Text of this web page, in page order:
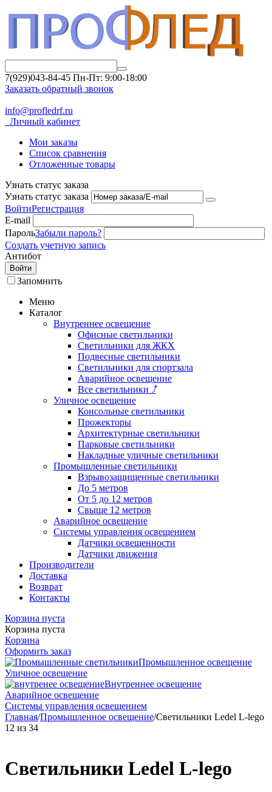
7(929)043-84-45 Пн-Пт: 9:00-18:00
Заказать обратный звонок
info@profledrf.ru
Личный кабинет
Мои заказы
Список сравнения
Отложенные товары
Узнать статус заказа
Узнать статус заказа
ВойтиРегистрация
E-mail
ПарольЗабыли пароль?
Создать учетную запись
Антибот
Войти
Запомнить
Меню
Каталог
Внутреннее освещение
Офисные светильники
Светильники для ЖКХ
Подвесные светильники
Светильники для спортзала
Аварийное освещение
Все светильники ⤴
Уличное освещение
Консольные светильники
Прожекторы
Архитектурные светильники
Парковые светильники
Накладные уличные светильники
Промышленные светильники
Взрывозащищенные светильники
До 5 метров
От 5 до 12 метров
Свыше 12 метров
Аварийное освещение
Системы управления освещением
Датчики освещенности
Датчики движения
Производители
Доставка
Возврат
Контакты
Корзина пуста
Корзина пуста
Корзина
Оформить заказ
Промышленное освещение
Уличное освещение
Внутреннее освещение
Аварийное освещение
Системы управления освещением
Главная/Промышленное освещение/Светильники Ledel L-lego
12 из 34
Светильники Ledel L-lego